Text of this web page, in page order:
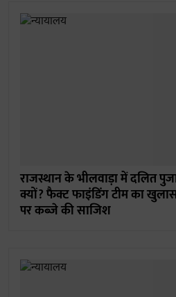
राजस्थान के भीलवाड़ा में दलित
क्यों? फैक्ट फाइंडिंग टीम का
पर कब्जे की साजिश